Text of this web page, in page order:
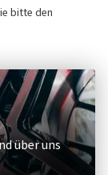
bitte den
über uns